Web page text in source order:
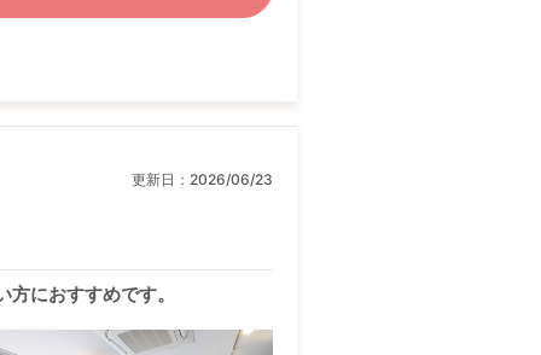
更新日： 2026/06/23
におすすめです。